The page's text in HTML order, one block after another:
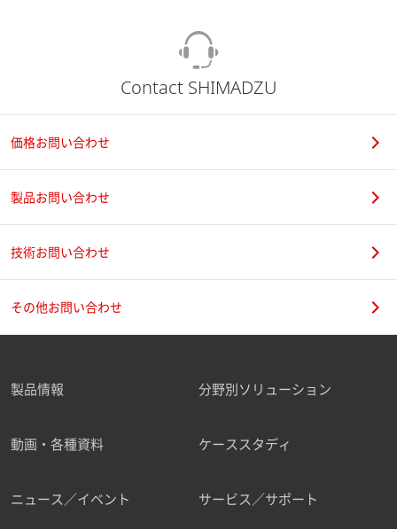
Contact SHIMADZU
価格お問い合わせ
製品お問い合わせ
技術お問い合わせ
その他お問い合わせ
製品情報 分野別ソリューション
動画・各種資料 ケーススタディ
ニュース／イベント サービス／サポート